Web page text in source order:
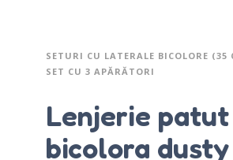
SETURI CU LATERALE BICOLORE (35
SET CU 3 APĂRĂTORI
Lenjerie patut
bicolora